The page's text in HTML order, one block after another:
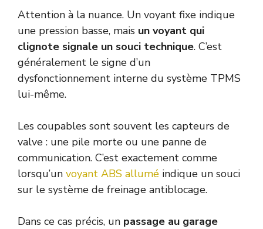
Attention à la nuance. Un voyant fixe indique
une pression basse, mais un voyant qui
clignote signale un souci technique. C’est
généralement le signe d’un
dysfonctionnement interne du système TPMS
lui-même.
Les coupables sont souvent les capteurs de
valve : une pile morte ou une panne de
communication. C’est exactement comme
lorsqu’un voyant ABS allumé indique un souci
sur le système de freinage antiblocage.
Dans ce cas précis, un passage au garage